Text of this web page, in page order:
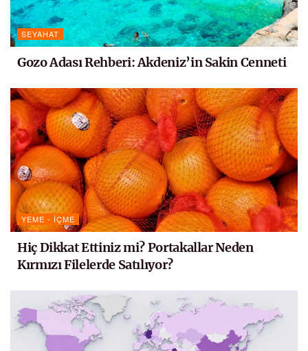
SEYAHAT
Gozo Adası Rehberi: Akdeniz’in Sakin Cenneti
YEME - İÇME
Hiç Dikkat Ettiniz mi? Portakallar Neden
Kırmızı Filelerde Satılıyor?